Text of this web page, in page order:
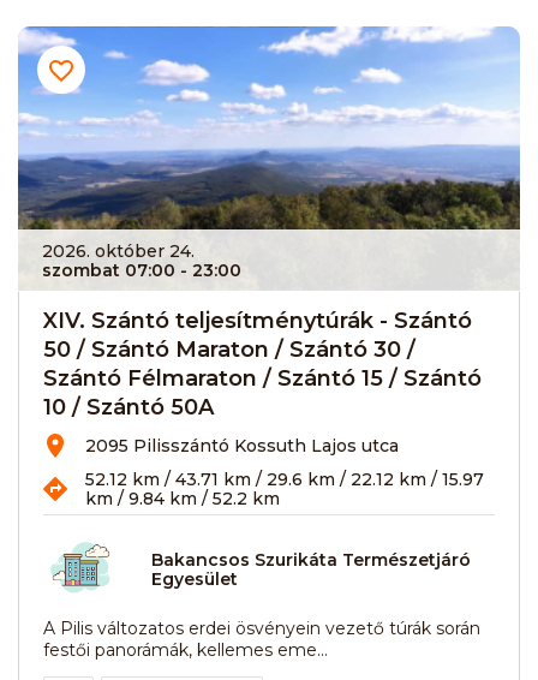
2026. október 24.
szombat 07:00 - 23:00
XIV. Szántó teljesítménytúrák - Szántó
50 / Szántó Maraton / Szántó 30 /
Szántó Félmaraton / Szántó 15 / Szántó
10 / Szántó 50A
2095 Pilisszántó Kossuth Lajos utca
52.12 km / 43.71 km / 29.6 km / 22.12 km / 15.97
km / 9.84 km / 52.2 km
Bakancsos Szurikáta Természetjáró
Egyesület
A Pilis változatos erdei ösvényein vezető túrák során
festői panorámák, kellemes eme...